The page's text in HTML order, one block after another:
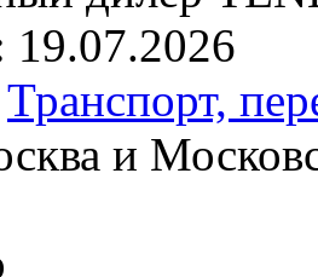
19.07.2026
Транспорт,
и